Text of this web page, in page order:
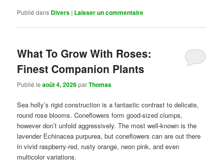
Publié dans Divers | Laisser un commentaire
What To Grow With Roses:
Finest Companion Plants
Publié leaoût 4, 2026parThomas
Sea holly’s rigid construction is a fantastic contrast to delicate,
round rose blooms. Coneflowers form good-sized clumps,
however don’t unfold aggressively. The most well-known is the
lavender Echinacea purpurea, but coneflowers can are out there
in vivid raspberry-red, rusty orange, neon pink, and even
multicolor variations.